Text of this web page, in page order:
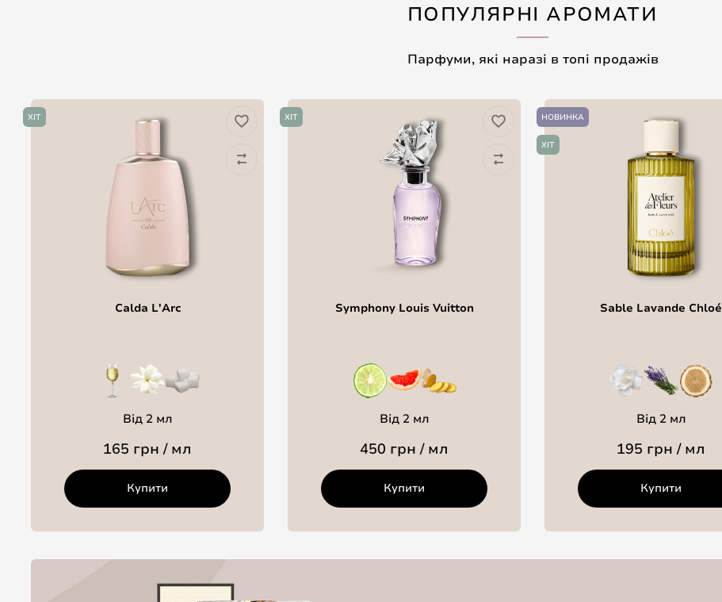
ПОПУЛЯРНІ АРОМАТИ
Парфуми, які наразі в топі продажів
ХІТ
Calda L'Arc
Від 2 мл
165 грн / мл
Купити
ХІТ
Symphony Louis Vuitton
Від 2 мл
450 грн / мл
Купити
НОВИНКА
ХІТ
Sable Lavande Chloé
Від 2 мл
195 грн / мл
Купити